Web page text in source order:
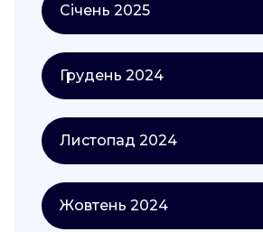
Січень 2025
Грудень 2024
Листопад 2024
Жовтень 2024